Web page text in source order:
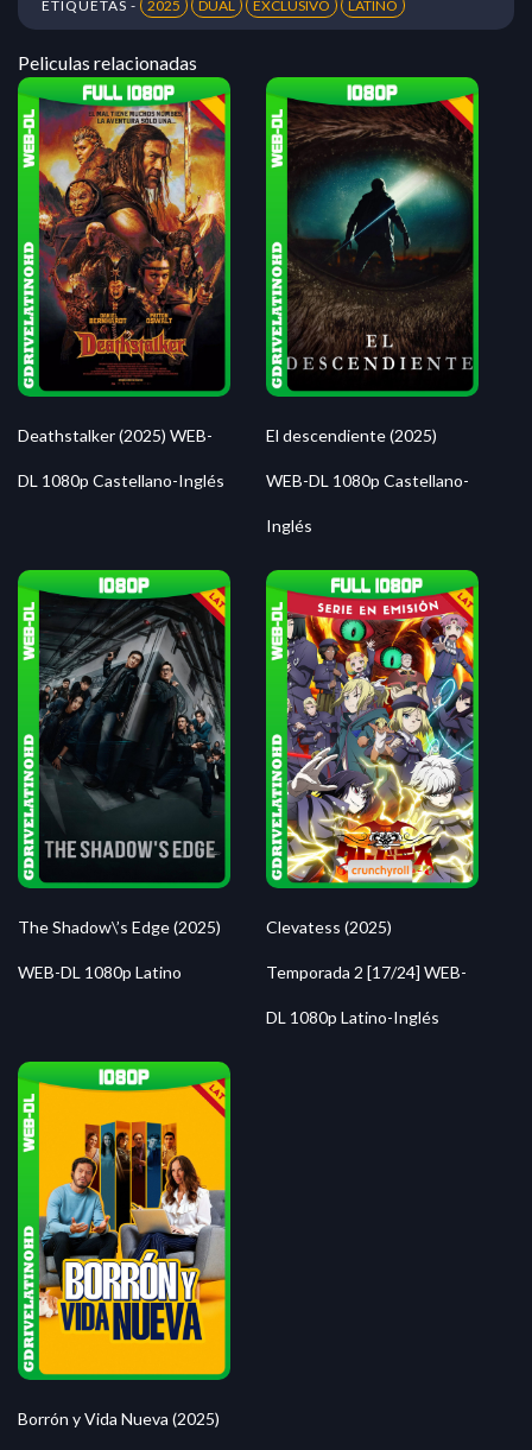
ETIQUETAS - 2025 DUAL EXCLUSIVO LATINO
Peliculas relacionadas
Deathstalker (2025) WEB-
DL 1080p Castellano-Inglés
El descendiente (2025)
WEB-DL 1080p Castellano-
Inglés
The Shadow\’s Edge (2025)
WEB-DL 1080p Latino
Clevatess (2025)
Temporada 2 [17/24] WEB-
DL 1080p Latino-Inglés
Borrón y Vida Nueva (2025)